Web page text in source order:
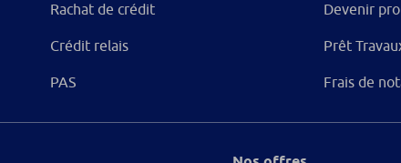
Rachat de crédit Devenir
Crédit relais Prêt
PAS Frais de